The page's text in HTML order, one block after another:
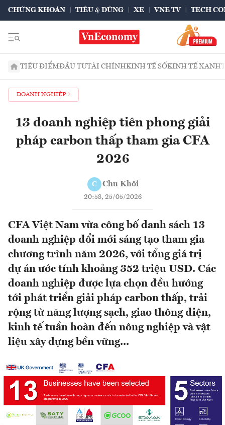
CHỨNG KHOÁN TIÊU & DÙNG XE VNE TV TECH
TIÊU ĐIỂMĐẦU TƯTÀI CHÍNHKINH TẾ SỐKINH TẾ XANH
DOANH NGHIỆP
13 doanh nghiệp tiên phong giải
pháp carbon thấp tham gia CFA
2026
C Chu Khôi
20:58, 25/05/2026
CFA Việt Nam vừa công bố danh sách 13
doanh nghiệp đổi mới sáng tạo tham gia
chương trình năm 2026, với tổng giá trị
dự án ước tính khoảng 352 triệu USD. Các
doanh nghiệp được lựa chọn đều hướng
tới phát triển giải pháp carbon thấp, trải
rộng từ năng lượng sạch, giao thông điện,
kinh tế tuần hoàn đến nông nghiệp và vật
liệu xây dựng bền vững...